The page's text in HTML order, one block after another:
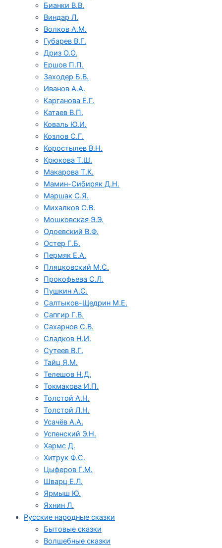
Бианки В.В.
Виндар Л.
Волков А.М.
Губарев В.Г.
Дриз О.О.
Ершов П.П.
Заходер Б.В.
Иванов А.А.
Карганова Е.Г.
Катаев В.П.
Коваль Ю.И.
Козлов С.Г.
Коростылев В.Н.
Крюкова Т.Ш.
Макарова Т.К.
Мамин-Сибиряк Д.Н.
Маршак С.Я.
Михалков С.В.
Мошковская Э.Э.
Одоевский В.Ф.
Остер Г.Б.
Пермяк Е.А.
Пляцковский М.С.
Прокофьева С.Л.
Пушкин А.С.
Салтыков-Щедрин М.Е.
Сапгир Г.В.
Сахарнов С.В.
Сладков Н.И.
Сутеев В.Г.
Тайц Я.М.
Телешов Н.Д.
Токмакова И.П.
Толстой А.Н.
Толстой Л.Н.
Усачёв А.А.
Успенский Э.Н.
Хармс Д.
Хитрук Ф.С.
Цыферов Г.М.
Шварц Е.Л.
Ярмыш Ю.
Яхнин Л.
Русские народные сказки
Бытовые сказки
Волшебные сказки